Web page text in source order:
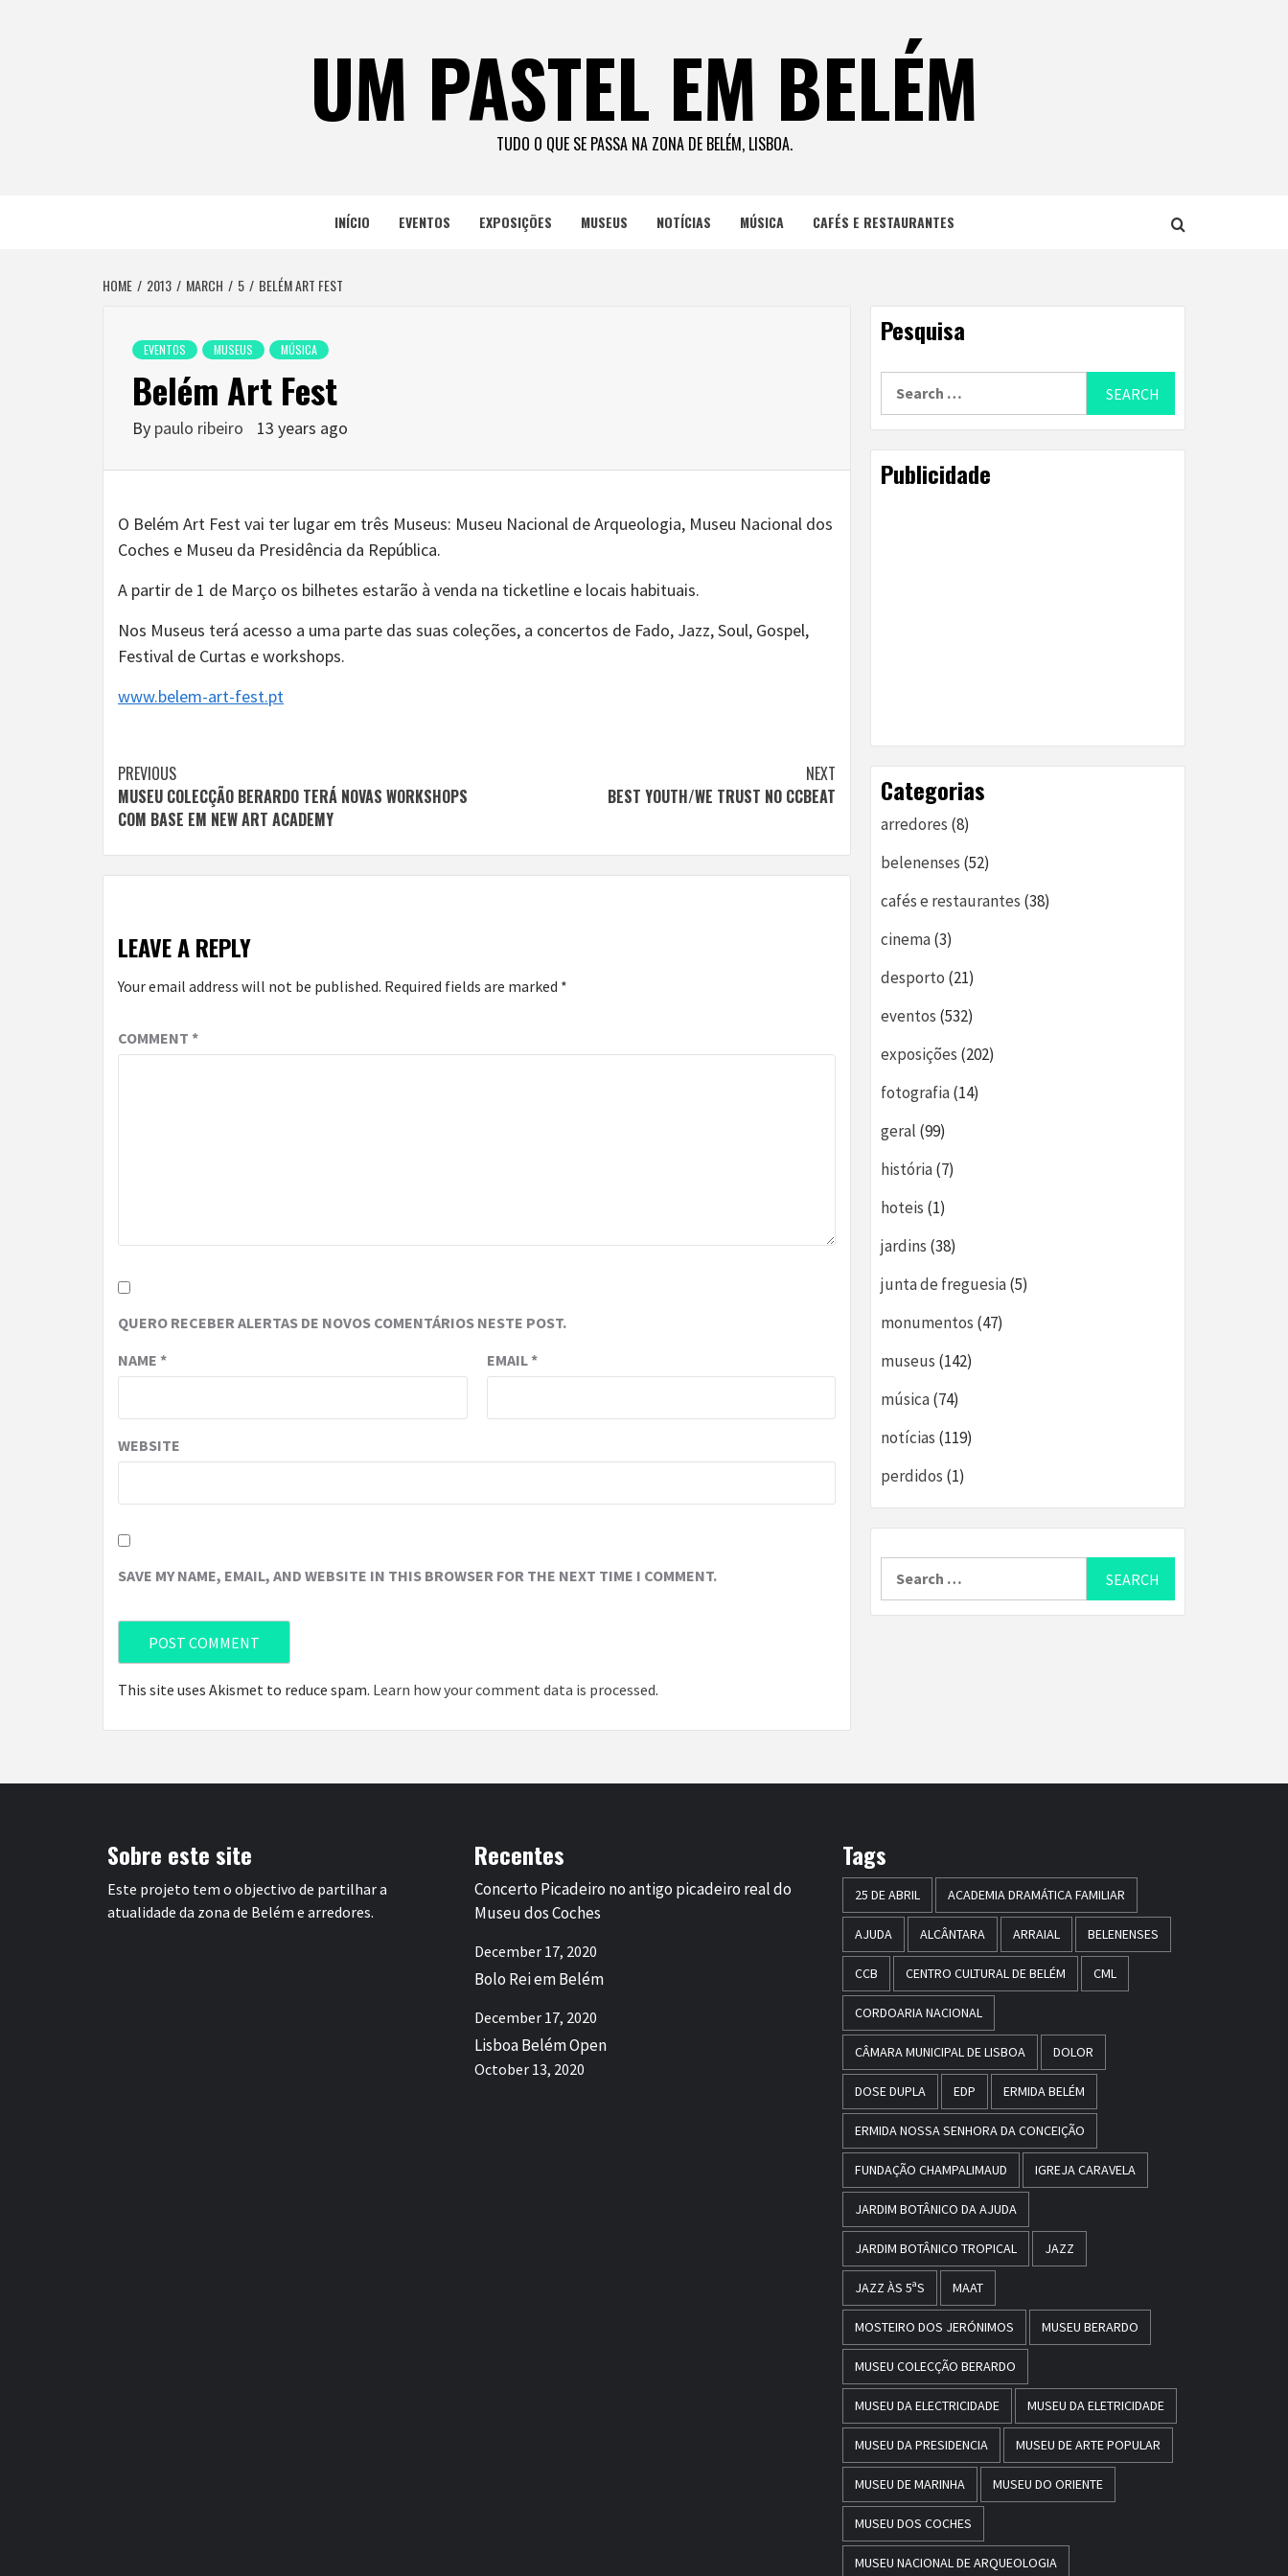
UM PASTEL EM BELÉM
TUDO O QUE SE PASSA NA ZONA DE BELÉM, LISBOA.
INÍCIO EVENTOS EXPOSIÇÕES MUSEUS NOTÍCIAS MÚSICA CAFÉS E RESTAURANTES
HOME 2013 MARCH 5 BELÉM ART FEST
EVENTOS MUSEUS MÚSICA
Belém Art Fest
By paulo ribeiro 13 years ago
O Belém Art Fest vai ter lugar em três Museus: Museu Nacional de Arqueologia, Museu Nacional dos
Coches e Museu da Presidência da República.
A partir de 1 de Março os bilhetes estarão à venda na ticketline e locais habituais.
Nos Museus terá acesso a uma parte das suas coleções, a concertos de Fado, Jazz, Soul, Gospel,
Festival de Curtas e workshops.
www.belem-art-fest.pt
Continue
Reading
PREVIOUS
MUSEU COLECÇÃO BERARDO TERÁ NOVAS WORKSHOPS
COM BASE EM NEW ART ACADEMY
NEXT
BEST YOUTH/WE TRUST NO CCBEAT
LEAVE A REPLY
Your email address will not be published. Required fields are marked *
COMMENT *
QUERO RECEBER ALERTAS DE NOVOS COMENTÁRIOS NESTE POST.
NAME * EMAIL*
WEBSITE
SAVE MY NAME, EMAIL, AND WEBSITE IN THIS BROWSER FOR THE NEXT TIME I COMMENT.
This site uses Akismet to reduce spam. Learn how your comment data is processed.
Pesquisa
Publicidade
Categorias
arredores (8)
belenenses (52)
cafés e restaurantes (38)
cinema(3)
desporto (21)
eventos (532)
exposições (202)
fotografia(14)
geral (99)
história(7)
hoteis (1)
jardins (38)
junta de freguesia(5)
monumentos (47)
museus (142)
música(74)
notícias (119)
perdidos (1)
Sobre este site
Este projeto tem o objectivo de partilhar a
atualidade da zona de Belém e arredores.
Recentes
Concerto Picadeiro no antigo picadeiro real do
Museu dos Coches
December 17, 2020
Bolo Rei em Belém
December 17, 2020
Lisboa Belém Open
October 13, 2020
Tags
25 DE ABRIL ACADEMIA DRAMÁTICA FAMILIAR
AJUDA ALCÂNTARA ARRAIAL BELENENSES
CCB CENTRO CULTURAL DE BELÉM CML
CORDOARIA NACIONAL
CÂMARA MUNICIPAL DE LISBOA DOLOR
DOSE DUPLA EDP ERMIDA BELÉM
ERMIDA NOSSA SENHORA DA CONCEIÇÃO
FUNDAÇÃO CHAMPALIMAUD IGREJA CARAVELA
JARDIM BOTÂNICO DA AJUDA
JARDIM BOTÂNICO TROPICAL JAZZ
JAZZ ÀS 5ªS MAAT
MOSTEIRO DOS JERÓNIMOS MUSEU BERARDO
MUSEU COLECÇÃO BERARDO
MUSEU DA ELECTRICIDADE MUSEU DA ELETRICIDADE
MUSEU DA PRESIDENCIA MUSEU DE ARTE POPULAR
MUSEU DE MARINHA MUSEU DO ORIENTE
MUSEU DOS COCHES
MUSEU NACIONAL DE ARQUEOLOGIA